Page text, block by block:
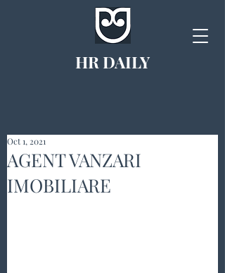
HR DAILY
AGENT VANZARI
IMOBILIARE
Oct 1, 2021